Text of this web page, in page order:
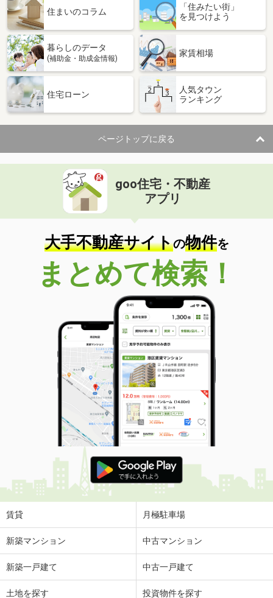
住まいのコラム
「住みたい街」
を見つけよう
暮らしのデータ
(補助金・助成金情報)
家賃相場
住宅ローン
人気タウン
ランキング
ページトップに戻る
goo住宅・不動産
アプリ
大手不動産サイトの物件を
まとめて検索！
賃貸 月極駐車場
新築マンション 中古マンション
新築一戸建て 中古一戸建て
土地を探す 投資物件を探す